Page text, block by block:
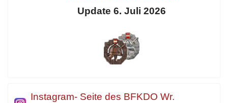
Update 6. Juli 2026
Instagram- Seite des BFKDO Wr.